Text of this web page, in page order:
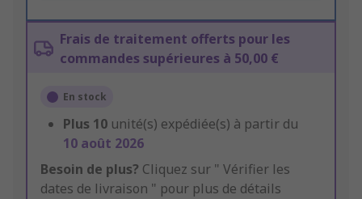
Frais de traitement offerts pour les
commandes supérieures à 50,00 €
En stock
Plus 10 unité(s) expédiée(s) à partir du
10 août 2026
Besoin de plus? Cliquez sur " Vérifier les
dates de livraison " pour plus de détails